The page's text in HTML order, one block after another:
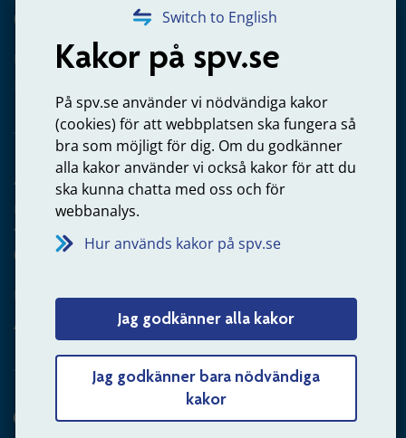
Switch to English
Kakor på spv.se
På spv.se använder vi nödvändiga kakor
(cookies) för att webbplatsen ska fungera så
bra som möjligt för dig. Om du godkänner
alla kakor använder vi också kakor för att du
ska kunna chatta med oss och för
webbanalys.
Hur används kakor på spv.se
Jag godkänner alla kakor
Jag godkänner bara nödvändiga
kakor
020-65 00 65
Kontakta oss
Arbetsgivare
Frågor om administration av tjänstepension från statlig
anställning
060-18 75 03
Kontakta oss
Arbetsgivare – skicka mejl till oss
Hitta svaret på din fråga